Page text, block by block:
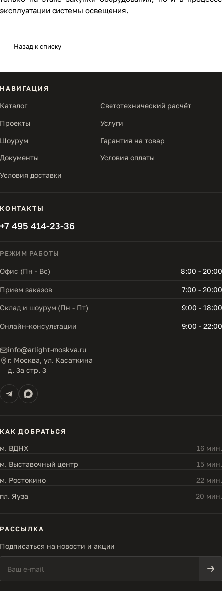
эксплуатации системы освещения.
Назад к списку
НАВИГАЦИЯ
Каталог Светотехнический расчёт
Проекты Услуги
Шоурум Гарантия на товар
Документы Условия оплаты
Условия доставки
КОНТАКТЫ
+7 495 414-23-36
РЕЖИМ РАБОТЫ
Офис (Пн - Вс) 8:00 - 20:00
Прием заказов 7:00 - 20:00
Склад и шоурум (Пн - Пт) 9:00 - 18:00
Онлайн-консультации 9:00 - 22:00
info@arlight-moskva.ru
г. Москва, ул. Касаткина
д. 3а стр. 3
КАК ДОБРАТЬСЯ
м. ВДНХ
16 мин.
м. Выставочный центр
15 мин.
м. Ростокино
22 мин.
пл. Яуза
20 мин.
РАССЫЛКА
Подписаться на новости и акции